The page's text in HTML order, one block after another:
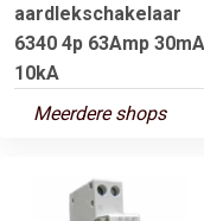
aardlekschakelaar
6340 4p 63Amp 30mA
10kA
Meerdere shops